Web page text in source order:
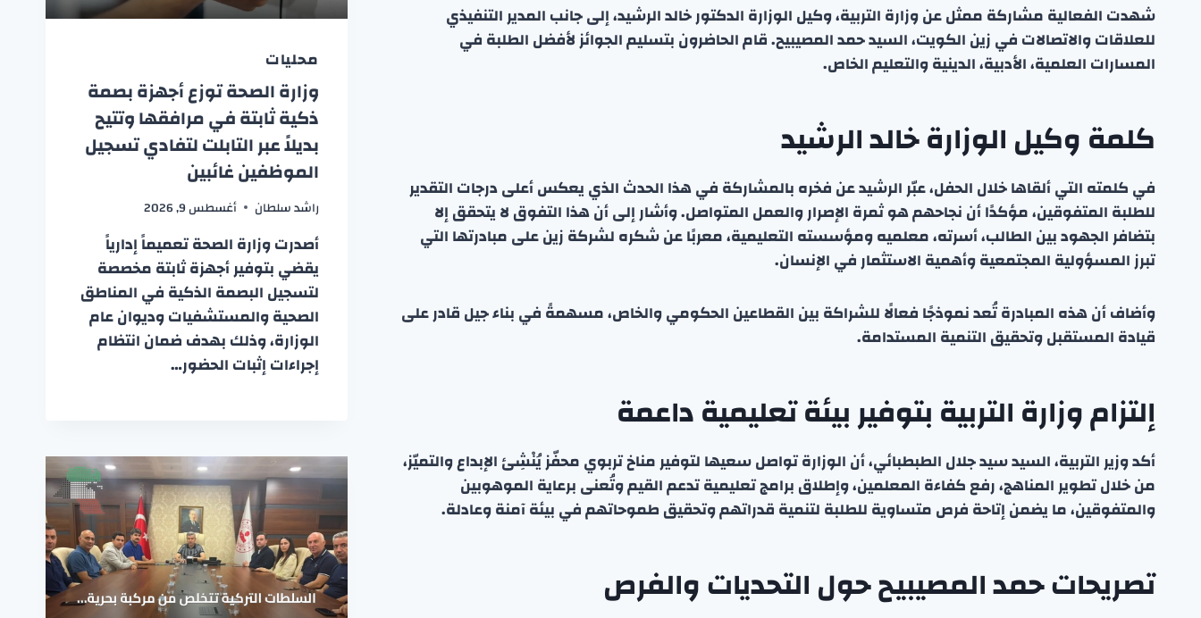
شهدت الفعالية مشاركة ممثل عن وزارة التربية، وكيل الوزارة الدكتور خالد الرشيد، إلى جانب المدير التنفيذي
للعلاقات والاتصالات في زين الكويت، السيد حمد المصيبيح. قام الحاضرون بتسليم الجوائز لأفضل الطلبة في
المسارات العلمية، الأدبية، الدينية والتعليم الخاص.
كلمة وكيل الوزارة خالد الرشيد
في كلمته التي ألقاها خلال الحفل، عبّر الرشيد عن فخره بالمشاركة في هذا الحدث الذي يعكس أعلى درجات التقدير
للطلبة المتفوقين، مؤكدًا أن نجاحهم هو ثمرة الإصرار والعمل المتواصل. وأشار إلى أن هذا التفوق لا يتحقق إلا
بتضافر الجهود بين الطالب، أسرته، معلميه ومؤسسته التعليمية، معربًا عن شكره لشركة زين على مبادرتها التي
تبرز المسؤولية المجتمعية وأهمية الاستثمار في الإنسان.
وأضاف أن هذه المبادرة تُعد نموذجًا فعالًا للشراكة بين القطاعين الحكومي والخاص، مسهمةً في بناء جيل قادر على
قيادة المستقبل وتحقيق التنمية المستدامة.
إلتزام وزارة التربية بتوفير بيئة تعليمية داعمة
أكد وزير التربية، السيد سيد جلال الطبطبائي، أن الوزارة تواصل سعيها لتوفير مناخ تربوي محفّز يُنْشِئ الإبداع والتميّز،
من خلال تطوير المناهج، رفع كفاءة المعلمين، وإطلاق برامج تعليمية تدعم القيم وتُعنى برعاية الموهوبين
والمتفوقين، ما يضمن إتاحة فرص متساوية للطلبة لتنمية قدراتهم وتحقيق طموحاتهم في بيئة آمنة وعادلة.
تصريحات حمد المصيبيح حول التحديات والفرص
محليات
وزارة الصحة توزع أجهزة بصمة
ذكية ثابتة في مرافقها وتتيح
بديلاً عبر التابلت لتفادي تسجيل
الموظفين غائبين
راشد سلطان أغسطس 9, 2026
أصدرت وزارة الصحة تعميماً إدارياً
يقضي بتوفير أجهزة ثابتة مخصصة
لتسجيل البصمة الذكية في المناطق
الصحية والمستشفيات وديوان عام
الوزارة، وذلك بهدف ضمان انتظام
إجراءات إثبات الحضور…